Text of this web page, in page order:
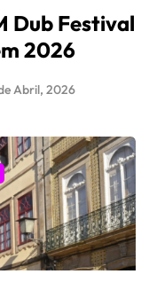
Dub Festival
2026
Abril, 2026